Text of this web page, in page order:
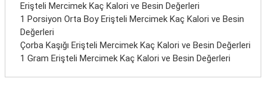
Erişteli Mercimek Kaç Kalori ve Besin Değerleri
1 Porsiyon Orta Boy Erişteli Mercimek Kaç Kalori ve Besin
Değerleri
Çorba Kaşığı Erişteli Mercimek Kaç Kalori ve Besin Değerleri
1 Gram Erişteli Mercimek Kaç Kalori ve Besin Değerleri